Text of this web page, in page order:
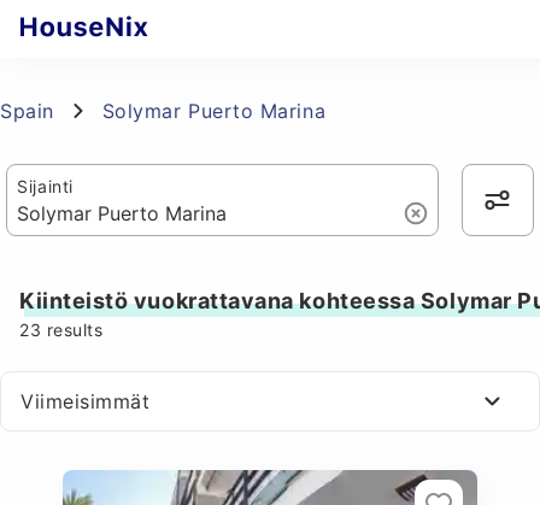
Spain Solymar Puerto Marina
Sijainti
Kiinteistö vuokrattavana kohteessa Solymar
23 results
Viimeisimmät